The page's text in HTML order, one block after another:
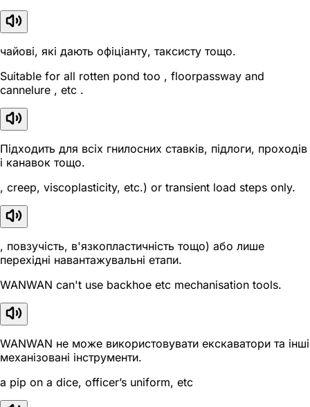
чайові, які дають офіціанту, таксисту тощо.
Suitable for all rotten pond too , floorpassway and
cannelure , etc .
Підходить для всіх гнилосних ставків, підлоги, проходів
і канавок тощо.
, creep, viscoplasticity, etc.) or transient load steps only.
, повзучість, в'язкопластичність тощо) або лише
перехідні навантажувальні етапи.
WANWAN can't use backhoe etc mechanisation tools.
WANWAN не може використовувати екскаватори та інші
механізовані інструменти.
a pip on a dice, officer’s uniform, etc